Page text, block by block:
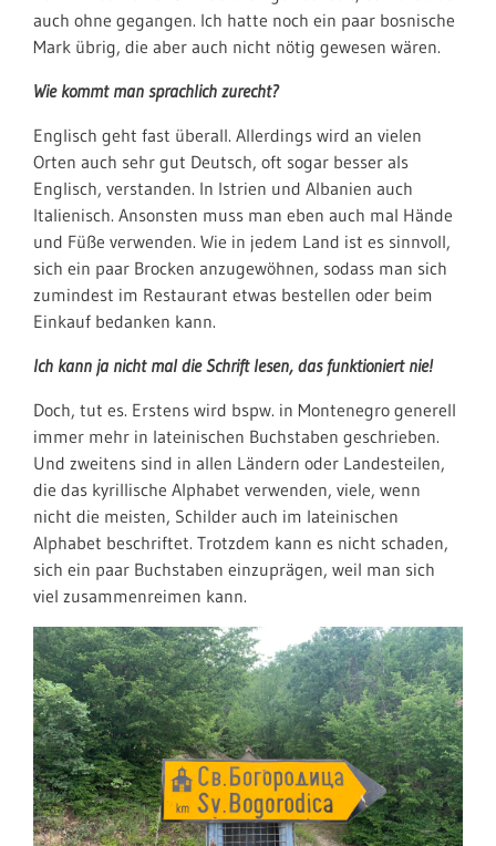
auch ohne gegangen. Ich hatte noch ein paar bosnische
Mark übrig, die aber auch nicht nötig gewesen wären.
Wie kommt man sprachlich zurecht?
Englisch geht fast überall. Allerdings wird an vielen
Orten auch sehr gut Deutsch, oft sogar besser als
Englisch, verstanden. In Istrien und Albanien auch
Italienisch. Ansonsten muss man eben auch mal Hände
und Füße verwenden. Wie in jedem Land ist es sinnvoll,
sich ein paar Brocken anzugewöhnen, sodass man sich
zumindest im Restaurant etwas bestellen oder beim
Einkauf bedanken kann.
Ich kann ja nicht mal die Schrift lesen, das funktioniert nie!
Doch, tut es. Erstens wird bspw. in Montenegro generell
immer mehr in lateinischen Buchstaben geschrieben.
Und zweitens sind in allen Ländern oder Landesteilen,
die das kyrillische Alphabet verwenden, viele, wenn
nicht die meisten, Schilder auch im lateinischen
Alphabet beschriftet. Trotzdem kann es nicht schaden,
sich ein paar Buchstaben einzuprägen, weil man sich
viel zusammenreimen kann.